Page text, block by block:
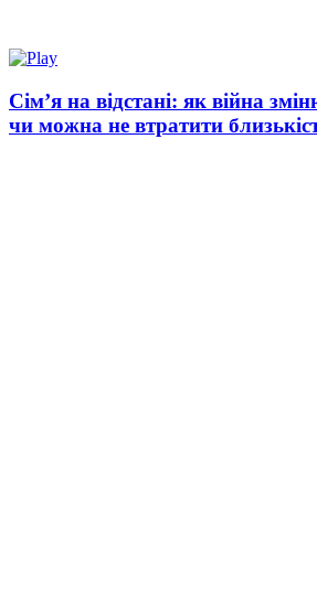
Сім’я на відстані: як війна
чи можна не втратити